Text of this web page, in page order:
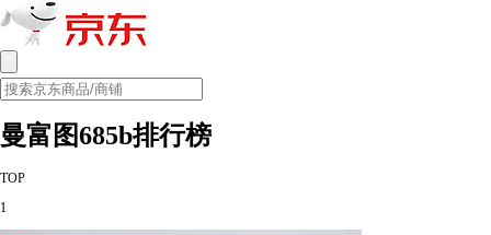
曼富图685b排行榜
TOP
1